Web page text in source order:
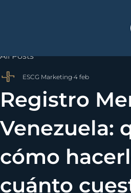
All Posts
Registro
Venezuela:
cómo
cuánto
ESCG Marketing 4 feb